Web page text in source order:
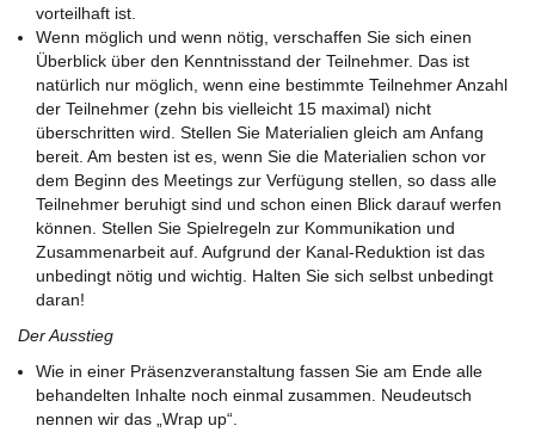
vorteilhaft ist.
Wenn möglich und wenn nötig, verschaffen Sie sich einen
Überblick über den Kenntnisstand der Teilnehmer. Das ist
natürlich nur möglich, wenn eine bestimmte Teilnehmer Anzahl
der Teilnehmer (zehn bis vielleicht 15 maximal) nicht
überschritten wird. Stellen Sie Materialien gleich am Anfang
bereit. Am besten ist es, wenn Sie die Materialien schon vor
dem Beginn des Meetings zur Verfügung stellen, so dass alle
Teilnehmer beruhigt sind und schon einen Blick darauf werfen
können. Stellen Sie Spielregeln zur Kommunikation und
Zusammenarbeit auf. Aufgrund der Kanal-Reduktion ist das
unbedingt nötig und wichtig. Halten Sie sich selbst unbedingt
daran!
Der Ausstieg
Wie in einer Präsenzveranstaltung fassen Sie am Ende alle
behandelten Inhalte noch einmal zusammen. Neudeutsch
nennen wir das „Wrap up“.